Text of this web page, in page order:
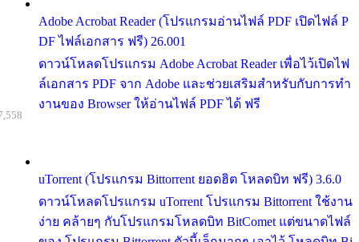
Adobe Acrobat Reader (โปรแกรมอ่านไฟล์ PDF เปิดไฟล์ P
DF ไฟล์เอกสาร ฟรี) 26.001
ดาวน์โหลดโปรแกรม Adobe Acrobat Reader เพื่อไว้เปิดไฟ
ล์เอกสาร PDF จาก Adobe และช่วยเสริมสำหรับกับการทำ
งานของ Browser ให้อ่านไฟล์ PDF ได้ ฟรี
uTorrent (โปรแกรม Bittorrent ยอดฮิต โหลดบิท ฟรี) 3.6.0
ดาวน์โหลดโปรแกรม uTorrent โปรแกรม Bittorrent ใช้งาน
ง่าย คล้ายๆ กับโปรแกรมโหลดบิท BitComet แต่ขนาดไฟล์